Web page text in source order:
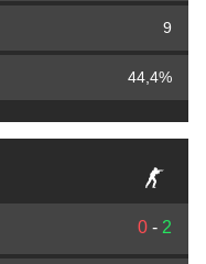
9
44,4%
0 - 2